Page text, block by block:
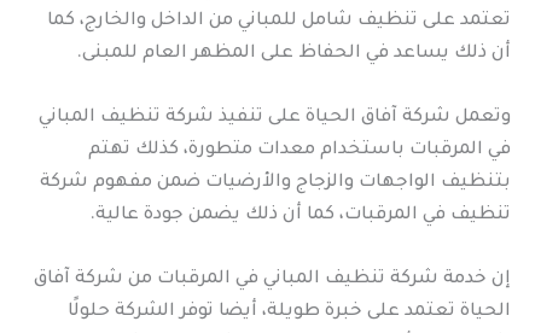
تعتمد على تنظيف شامل للمباني من الداخل والخارج، كما
أن ذلك يساعد في الحفاظ على المظهر العام للمبنى.
وتعمل شركة آفاق الحياة على تنفيذ شركة تنظيف المباني
في المرقبات باستخدام معدات متطورة، كذلك تهتم
بتنظيف الواجهات والزجاج والأرضيات ضمن مفهوم شركة
تنظيف في المرقبات، كما أن ذلك يضمن جودة عالية.
إن خدمة شركة تنظيف المباني في المرقبات من شركة آفاق
الحياة تعتمد على خبرة طويلة، أيضا توفر الشركة حلولًا